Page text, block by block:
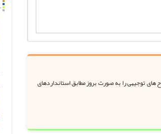
های توجیهی را به صورت بروز مطابق استانداردهای